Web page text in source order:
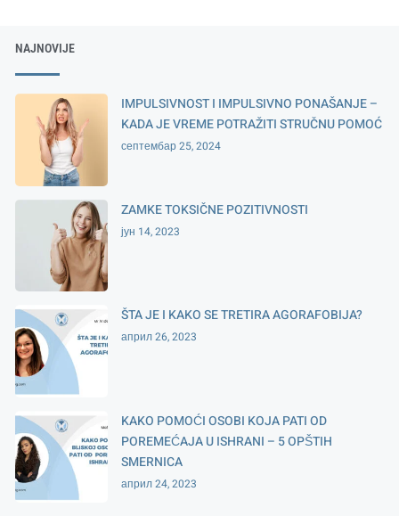
NAJNOVIJE
IMPULSIVNOST I IMPULSIVNO PONAŠANJE –
KADA JE VREME POTRAŽITI STRUČNU POMOĆ
септембар 25, 2024
ZAMKE TOKSIČNE POZITIVNOSTI
јун 14, 2023
ŠTA JE I KAKO SE TRETIRA AGORAFOBIJA?
април 26, 2023
KAKO POMOĆI OSOBI KOJA PATI OD
POREMEĆAJA U ISHRANI – 5 OPŠTIH
SMERNICA
април 24, 2023